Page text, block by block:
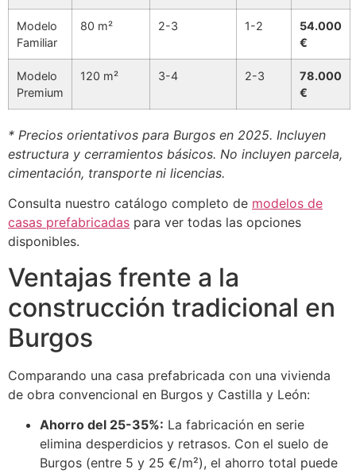
Modelo
Familiar
80 m² 2-3 1-2
54.000
€
Modelo
Premium
120 m² 3-4 2-3
78.000
€
* Precios orientativos para Burgos en 2025. Incluyen
estructura y cerramientos básicos. No incluyen parcela,
cimentación, transporte ni licencias.
Consulta nuestro catálogo completo de modelos de
casas prefabricadas para ver todas las opciones
disponibles.
Ventajas frente a la
construcción tradicional en
Burgos
Comparando una casa prefabricada con una vivienda
de obra convencional en Burgos y Castilla y León:
Ahorro del 25-35%: La fabricación en serie
elimina desperdicios y retrasos. Con el suelo de
Burgos (entre 5 y 25 €/m²), el ahorro total puede